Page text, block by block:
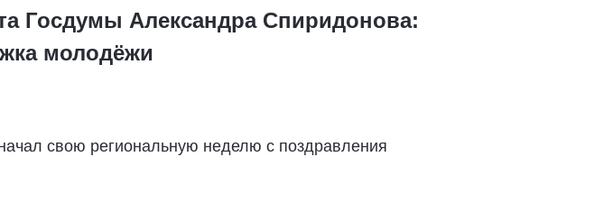
Госдумы Александра Спиридонова:
молодёжи
свою региональную неделю с поздравления